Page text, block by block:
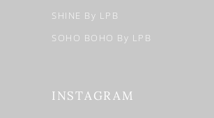
SHINE By LPB
SOHO BOHO By LPB
INSTAGRAM